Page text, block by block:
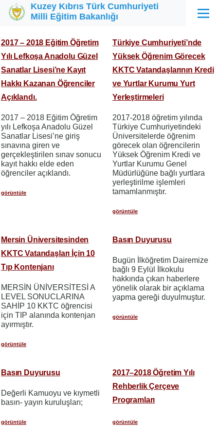
Ana içeriğe atla
Kuzey Kıbrıs Türk Cumhuriyeti
Milli Eğitim Bakanlığı
Menü
2017 – 2018 Eğitim Öğretim
Yılı Lefkoşa Anadolu Güzel
Sanatlar Lisesi’ne Kayıt
Hakkı Kazanan Öğrenciler
Açıklandı.
2017 – 2018 Eğitim Öğretim
yılı Lefkoşa Anadolu Güzel
Sanatlar Lisesi’ne giriş
sınavına giren ve
gerçekleştirilen sınav sonucu
kayıt hakkı elde eden
öğrenciler açıklandı.
görüntüle
Türkiye Cumhuriyeti’nde
Yüksek Öğrenim Görecek
KKTC Vatandaşlarının Kredi
ve Yurtlar Kurumu Yurt
Yerleştirmeleri
2017-2018 öğretim yılında
Türkiye Cumhuriyetindeki
Üniversitelerde öğrenim
görecek olan öğrencilerin
Yüksek Öğrenim Kredi ve
Yurtlar Kurumu Genel
Müdürlüğüne bağlı yurtlara
yerleştirilme işlemleri
tamamlanmıştır.
görüntüle
Mersin Üniversitesinden
KKTC Vatandaşları İçin 10
Tıp Kontenjanı
MERSİN ÜNİVERSİTESİ A
LEVEL SONUCLARINA
SAHİP 10 KKTC öğrencisi
için TIP alanında kontenjan
ayırmıştır.
görüntüle
Basın Duyurusu
Bugün İlköğretim Dairemize
bağlı 9 Eylül İlkokulu
hakkında çıkan haberlere
yönelik olarak bir açıklama
yapma gereği duyulmuştur.
görüntüle
Basın Duyurusu
Değerli Kamuoyu ve kıymetli
basın- yayın kuruluşları;
görüntüle
2017–2018 Öğretim Yılı
Rehberlik Çerçeve
Programları
görüntüle